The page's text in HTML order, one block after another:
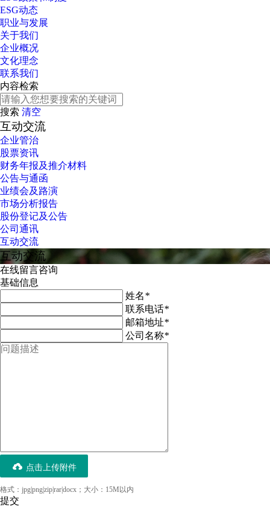
ESG动态
职业与发展
关于我们
企业概况
文化理念
联系我们
内容检索
搜索 清空
互动交流
企业管治
股票资讯
财务年报及推介材料
公告与通函
业绩会及路演
市场分析报告
股份登记及公告
公司通讯
互动交流
互动交流
在线留言咨询
基础信息
姓名*
联系电话*
邮箱地址*
公司名称*
点击上传附件
格式：jpg|png|zip|rar|docx；大小：15M以内
提交